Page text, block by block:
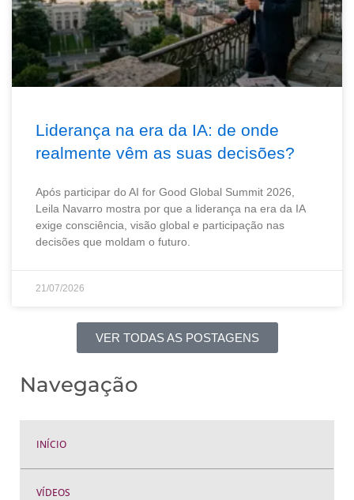
Liderança na era da IA: de onde
realmente vêm as suas decisões?
Após participar do AI for Good Global Summit 2026,
Leila Navarro mostra por que a liderança na era da IA
exige consciência, visão global e participação nas
decisões que moldam o futuro.
21/07/2026
VER TODAS AS POSTAGENS
Navegação
INÍCIO
VÍDEOS